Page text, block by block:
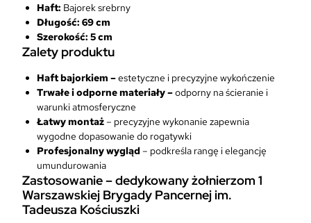
e
g
o
a
B
r
e
k
Haft: Bajorek srebrny
Długość: 69 cm
Szerokość: 5 cm
Zalety produktu
Haft bajorkiem –estetyczne i precyzyjne wykończenie
Trwałe i odporne materiały –odporny na ścieranie i
warunki atmosferyczne
Łatwy montaż – precyzyjne wykonanie zapewnia
wygodne dopasowanie do rogatywki
Profesjonalny wygląd – podkreśla rangę i elegancję
umundurowania
Zastosowanie – dedykowany żołnierzom 1
Warszawskiej Brygady Pancernej im.
Tadeusza Kościuszki